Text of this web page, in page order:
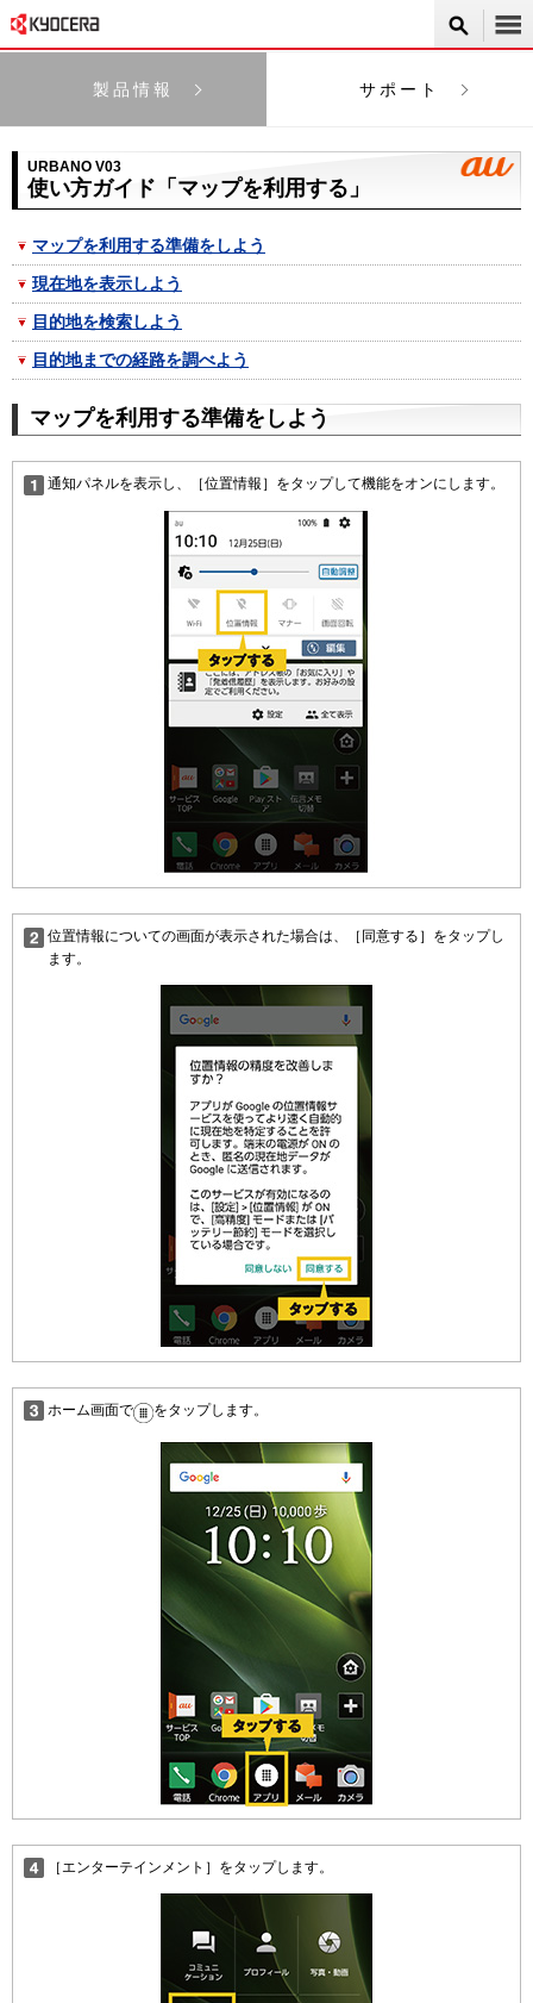
製品情報 サポート
URBANO V03
使い方ガイド「マップを利用する」
マップを利用する準備をしよう
現在地を表示しよう
目的地を検索しよう
目的地までの経路を調べよう
マップを利用する準備をしよう
通知パネルを表示し、［位置情報］をタップして機能をオンにします。
位置情報についての画面が表示された場合は、［同意する］をタップし
ます。
ホーム画面で をタップします。
［エンターテインメント］をタップします。